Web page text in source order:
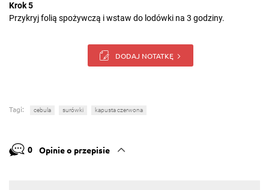
Krok 5
Przykryj folią spożywczą i wstaw do lodówki na 3 godziny.
DODAJ NOTATKĘ
Tagi: cebula surówki kapusta czerwona
0 Opinie o przepisie